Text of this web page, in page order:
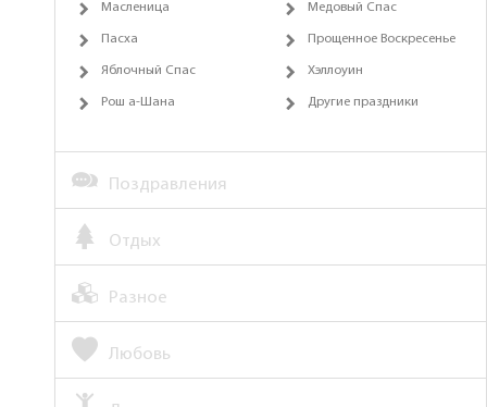
Масленица Медовый Спас
Пасха Прощенное Воскресенье
Яблочный Спас Хэллоуин
Рош а-Шана Другие праздники
Поздравления
Отдых
Разное
Любовь